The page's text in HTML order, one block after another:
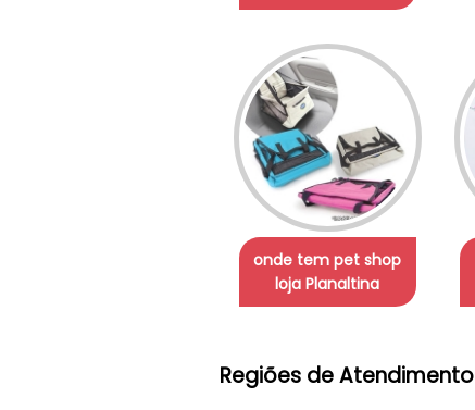
onde tem pet shop
loja Planaltina
Regiões de Atendimento